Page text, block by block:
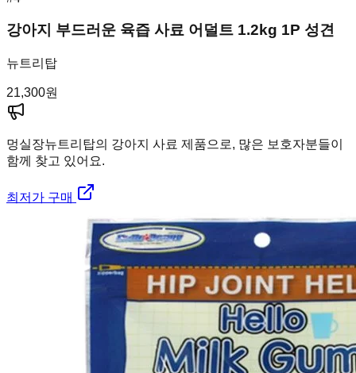
강아지 부드러운 육즙 사료 어덜트 1.2kg 1P 성견
뉴트리탑
21,300원
멍실장뉴트리탑의 강아지 사료 제품으로, 많은 보호자분들이
함께 찾고 있어요.
최저가 구매